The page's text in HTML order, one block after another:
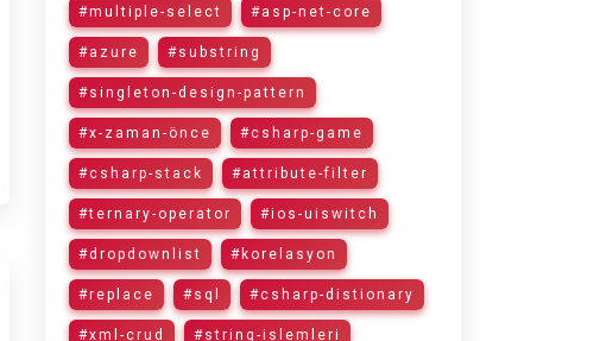
#multiple-select #asp-net-core
#azure #substring
#singleton-design-pattern
#x-zaman-önce #csharp-game
#csharp-stack #attribute-filter
#ternary-operator #ios-uiswitch
#dropdownlist #korelasyon
#replace #sql #csharp-distionary
#xml-crud #string-islemleri